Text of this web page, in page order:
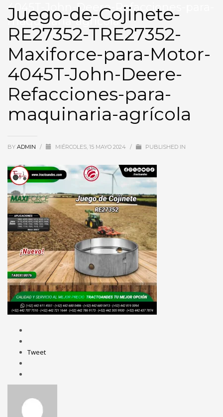
4045T-John-Deere-Refacciones-para-
maquinaria-agrícola
Juego-de-Cojinete-
RE27352-TRE27352-
Maxiforce-para-Motor-
4045T-John-Deere-
Refacciones-para-
maquinaria-agrícola
BY ADMIN / MIÉRCOLES, 15 MAYO 2024 / PUBLISHED IN
Tweet